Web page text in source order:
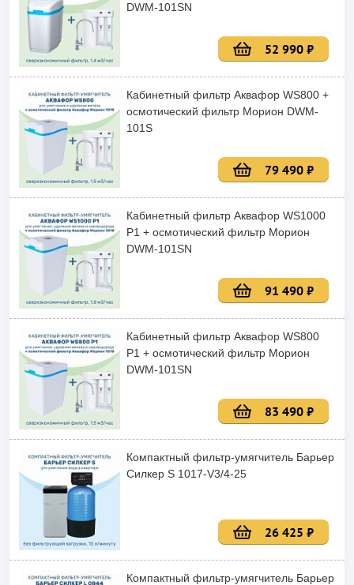
DWM-101SN
52 990 ₽
Кабинетный фильтр Аквафор WS800 +
осмотический фильтр Морион DWM-
101S
79 490 ₽
Кабинетный фильтр Аквафор WS1000
P1 + осмотический фильтр Морион
DWM-101SN
91 490 ₽
Кабинетный фильтр Аквафор WS800
P1 + осмотический фильтр Морион
DWM-101SN
83 490 ₽
Компактный фильтр-умягчитель Барьер
Силкер S 1017-V3/4-25
26 425 ₽
Компактный фильтр-умягчитель Барьер